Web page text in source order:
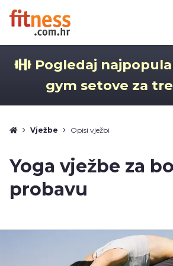
Pogledaj
gym setove za
Vježbe Opisi vježbi
Yoga vježbe za
probavu